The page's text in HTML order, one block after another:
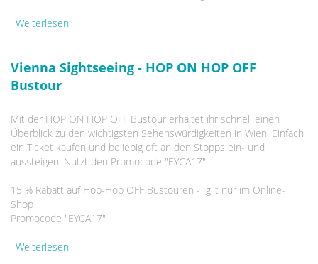
Weiterlesen
Vienna Sightseeing - HOP ON HOP OFF
Bustour
Mit der HOP ON HOP OFF Bustour erhaltet ihr schnell einen
Überblick zu den wichtigsten Sehenswürdigkeiten in Wien. Einfach
ein Ticket kaufen und beliebig oft an den Stopps ein- und
aussteigen! Nutzt den Promocode "EYCA17"
15 % Rabatt auf Hop-Hop OFF Bustouren - gilt nur im Online-
Shop
Promocode "EYCA17"
Weiterlesen